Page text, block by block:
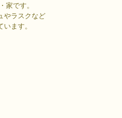
家です。
やラスクなど
ます。